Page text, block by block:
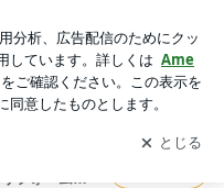
のお話。～空き家管理士が
新通知
を受け取りまし
開く
フォーム会